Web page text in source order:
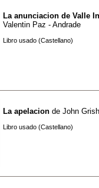
La anunciacion de Valle
Valentin Paz - Andrade
Libro usado (Castellano)
La apelacion de John
Libro usado (Castellano)